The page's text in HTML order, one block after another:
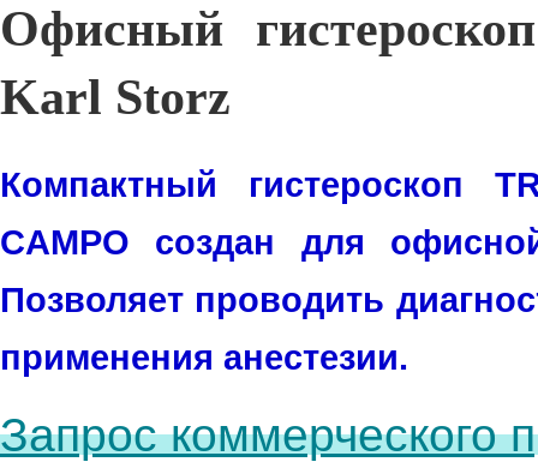
Офисный
Karl Storz
Компактный гистероскоп
CAMPO создан для
Позволяет проводить
применения анестезии.
Запрос коммерческого